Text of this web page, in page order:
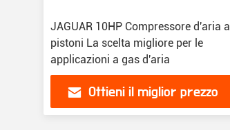
JAGUAR 10HP Compressore d'aria a
pistoni La scelta migliore per le
applicazioni a gas d'aria
Ottieni il miglior prezzo